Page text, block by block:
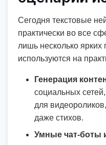
Сегодня текстовые
практически во все
лишь несколько ярких
используются на
Генерация
социальных
для
даже стихов.
Умные чат-боты